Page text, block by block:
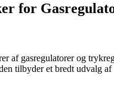
for
af gasregulatorer og
tilbyder et bredt udvalg